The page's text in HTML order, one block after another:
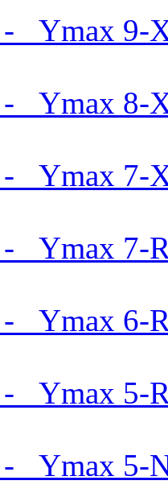
Ymax 9-
Ymax 8-
Ymax 7-
Ymax 7-
Ymax 6-
Ymax 5-
Ymax 5-